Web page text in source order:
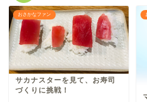
おさかなファン
サカナスターを見て、お寿司
づくりに挑戦！